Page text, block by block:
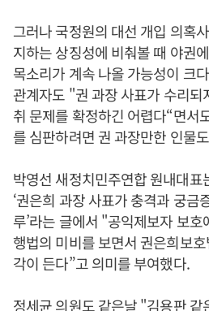
그러나 국정원의 대선 개입 의혹
지하는 상징성에 비춰볼 때 야권
목소리가 계속 나올 가능성이 크
관계자도 "권 과장 사표가 수리되
취 문제를 확정하긴 어렵다“면서
를 심판하려면 권 과장만한 인물
박영선 새정치민주연합 원내대표
‘권은희 과장 사표가 충격과 궁금
루’라는 글에서 "공익제보자 보
행법의 미비를 보면서 권은희보
각이 든다”고 의미를 부여했다.
정세균 의원도 같은날 "김용판 같